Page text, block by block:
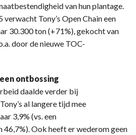
van hun plantage.
Tony’s Open Chain een
30.300 ton (+71%), gekocht van
door de nieuwe TOC-
ontbossing
daalde verder bij
al langere tijd mee
3,9% (vs. een
46,7%). Ook heeft er wederom geen